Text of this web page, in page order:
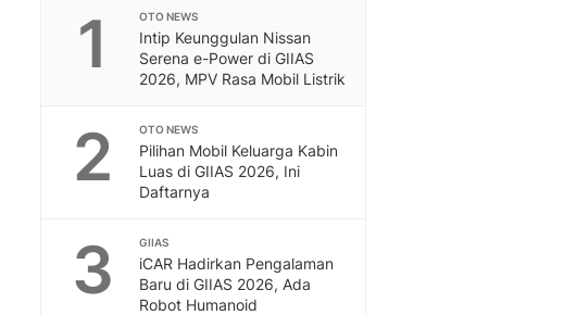
1 OTO NEWS
Intip Keunggulan Nissan
Serena e-Power di GIIAS
2026, MPV Rasa Mobil Listrik
2 OTO NEWS
Pilihan Mobil Keluarga Kabin
Luas di GIIAS 2026, Ini
Daftarnya
3 GIIAS
iCAR Hadirkan Pengalaman
Baru di GIIAS 2026, Ada
Robot Humanoid